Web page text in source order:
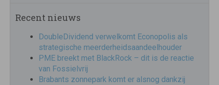
Recent nieuws
DoubleDividend verwelkomt Econopolis als
strategische meerderheidsaandeelhouder
PME breekt met BlackRock – dit is de reactie
van Fossielvrij
Brabants zonnepark komt er alsnog dankzij